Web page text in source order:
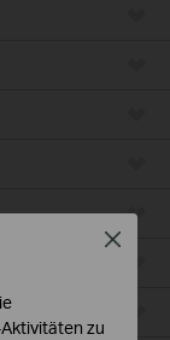
zu
Close